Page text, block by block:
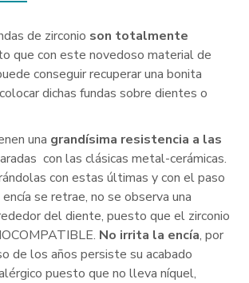
de zirconio son totalmente
que con este novedoso material de
conseguir recuperar una bonita
dichas fundas sobre dientes o
una grandísima resistencia a las
con las clásicas metal-cerámicas.
con estas últimas y con el paso
se retrae, no se observa una
del diente, puesto que el zirconio
No irrita la encía, por
de los años persiste su acabado
puesto que no lleva níquel,